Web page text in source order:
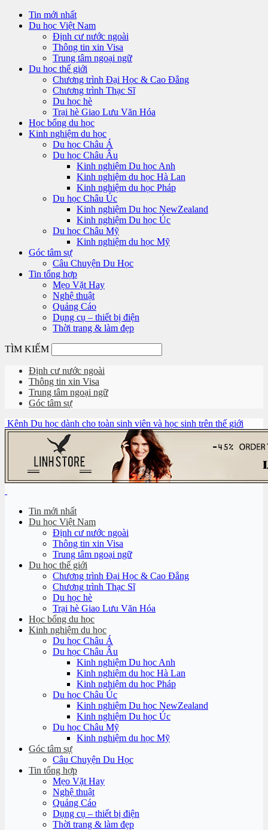
Tin mới nhất
Du học Việt Nam
Định cư nước ngoài
Thông tin xin Visa
Trung tâm ngoại ngữ
Du học thế giới
Chương trình Đại Học & Cao Đẳng
Chương trình Thạc Sĩ
Du học hè
Trại hè Giao Lưu Văn Hóa
Học bổng du học
Kinh nghiệm du học
Du học Châu Á
Du học Châu Âu
Kinh nghiệm Du học Anh
Kinh nghiệm du học Hà Lan
Kinh nghiệm du học Pháp
Du học Châu Úc
Kinh nghiệm Du học NewZealand
Kinh nghiệm Du học Úc
Du học Châu Mỹ
Kinh nghiệm du học Mỹ
Góc tâm sự
Câu Chuyện Du Học
Tin tổng hợp
Mẹo Vặt Hay
Nghệ thuật
Quảng Cáo
Dụng cụ – thiết bị điện
Thời trang & làm đẹp
TÌM KIẾM
Định cư nước ngoài
Thông tin xin Visa
Trung tâm ngoại ngữ
Góc tâm sự
Kênh Du học dành cho toàn sinh viên và học sinh trên thế giới
Tin mới nhất
Du học Việt Nam
Định cư nước ngoài
Thông tin xin Visa
Trung tâm ngoại ngữ
Du học thế giới
Chương trình Đại Học & Cao Đẳng
Chương trình Thạc Sĩ
Du học hè
Trại hè Giao Lưu Văn Hóa
Học bổng du học
Kinh nghiệm du học
Du học Châu Á
Du học Châu Âu
Kinh nghiệm Du học Anh
Kinh nghiệm du học Hà Lan
Kinh nghiệm du học Pháp
Du học Châu Úc
Kinh nghiệm Du học NewZealand
Kinh nghiệm Du học Úc
Du học Châu Mỹ
Kinh nghiệm du học Mỹ
Góc tâm sự
Câu Chuyện Du Học
Tin tổng hợp
Mẹo Vặt Hay
Nghệ thuật
Quảng Cáo
Dụng cụ – thiết bị điện
Thời trang & làm đẹp